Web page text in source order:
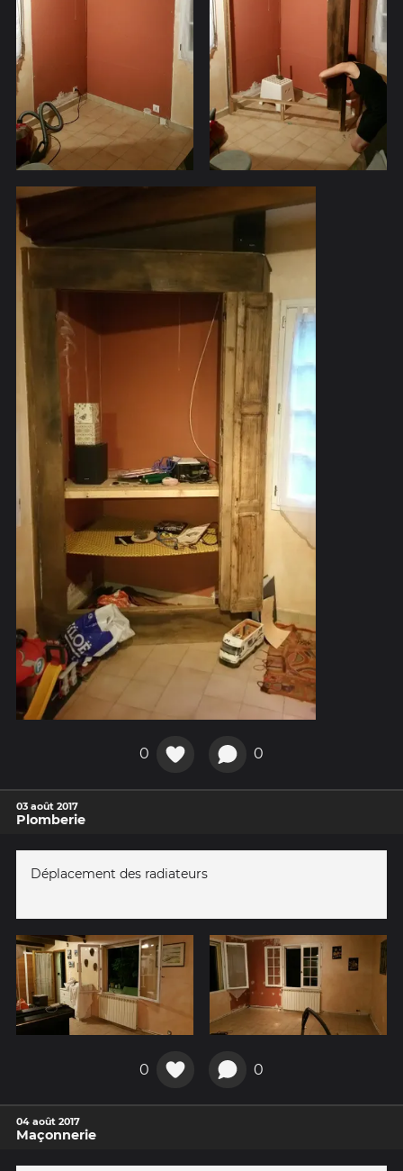
0 0
03 août 2017
Plomberie
Déplacement des radiateurs
0 0
04 août 2017
Maçonnerie